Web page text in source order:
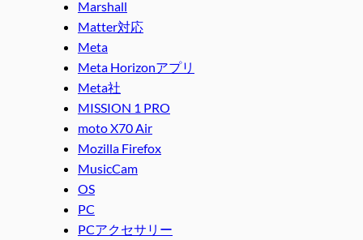
Marshall
Matter対応
Meta
Meta Horizonアプリ
Meta社
MISSION 1 PRO
moto X70 Air
Mozilla Firefox
MusicCam
OS
PC
PCアクセサリー